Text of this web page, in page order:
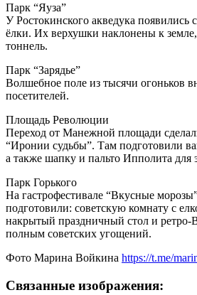
️Парк “Яуза”
У Ростокинского акведука появились
ёлки. Их верхушки наклонены к
тоннель.
Парк “Зарядье”
Волшебное поле из тысячи огоньков
посетителей.
Площадь Революции
Переход от Манежной площади
“Иронии судьбы”. Там подготовили
а также шапку и пальто Ипполита для
Парк Горького
На гастрофестивале “Вкусные
подготовили: советскую комнату с
накрытый праздничный стол и ретро-
полным советских угощений.
Фото Марина Войкина https://t.me/
Связанные изображения: